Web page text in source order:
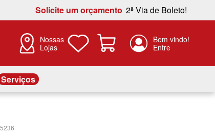
Solicite um orçamento 2ª Via de Boleto!
Nossas
Lojas
Serviços